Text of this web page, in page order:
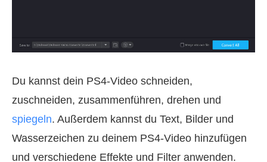
Du kannst dein PS4‑Video schneiden,
zuschneiden, zusammenführen, drehen und
spiegeln. Außerdem kannst du Text, Bilder und
Wasserzeichen zu deinem PS4‑Video hinzufügen
und verschiedene Effekte und Filter anwenden.